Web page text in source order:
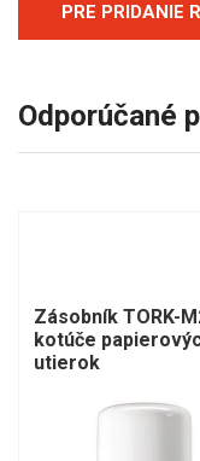
PRE PRIDANIE
Odporúčané
Zásobník TORK-
kotúče
utierok